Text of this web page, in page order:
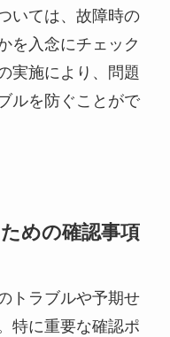
いては、故障時の
を入念にチェック
実施により、問題
ルを防ぐことがで
めの確認事項
トラブルや予期せ
特に重要な確認ポ